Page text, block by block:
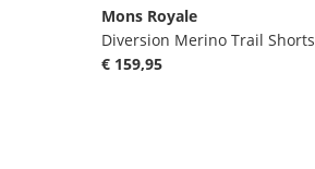
Mons Royale
Diversion Merino Trail Shorts
€ 159,95